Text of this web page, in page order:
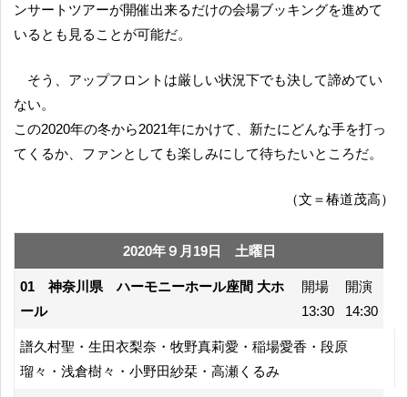
ンサートツアーが開催出来るだけの会場ブッキングを進めて
いるとも見ることが可能だ。
そう、アップフロントは厳しい状況下でも決して諦めてい
ない。
この2020年の冬から2021年にかけて、新たにどんな手を打っ
てくるか、ファンとしても楽しみにして待ちたいところだ。
（文＝椿道茂高）
2020年９月19日 土曜日
01 神奈川県 ハーモニーホール座間 大ホ
ール
開場
13:30
開演
14:30
譜久村聖・生田衣梨奈・牧野真莉愛・稲場愛香・段原
瑠々・浅倉樹々・小野田紗栞・高瀬くるみ